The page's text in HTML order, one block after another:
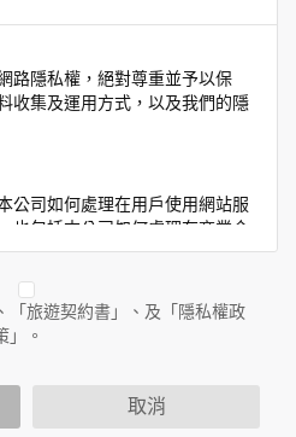
路隱私權，絕對尊重並予以保
收集及運用方式，以及我們的隱
公司如何處理在用戶使用網站服
也包括本公司如何處理在商業合
身份識別資料。隱私權保護政策
網站上的廣告廠商連結，這些置
人的資料。對於您主動提供的個
網站有其個別的隱私權保護政
討論區中任意公開個人資料的行
「旅遊契約書」、及「隱私權政
」。
取消